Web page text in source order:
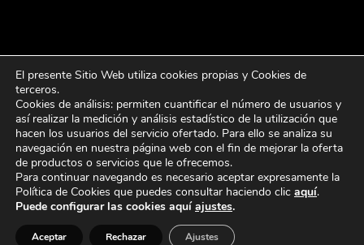
Buscar
por:
Buscar
CATEGORÍAS
El presente Sitio Web utiliza cookies propias y Cookies de
terceros.
Cookies de análisis: permiten cuantificar el número de usuarios y
así realizar la medición y análisis estadístico de la utilización que
hacen los usuarios del servicio ofertado. Para ello se analiza su
navegación en nuestra página web con el fin de mejorar la oferta
de productos o servicios que le ofrecemos.
Para continuar navegando es necesario aceptar expresamente la
Política de Cookies que puedes consultar haciendo clic aquí.
Puede configurar las cookies aquíajustes.
Aceptar Rechazar Ajustes